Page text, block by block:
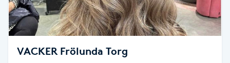
Hyaluronsyra
VACKER Frölunda Torg